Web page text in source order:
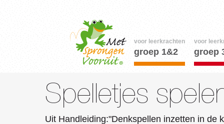
voor leerkrachten
groep 1&2
voor
groep
Spelletjes
Uit Handleiding:"Denkspellen inzetten in de